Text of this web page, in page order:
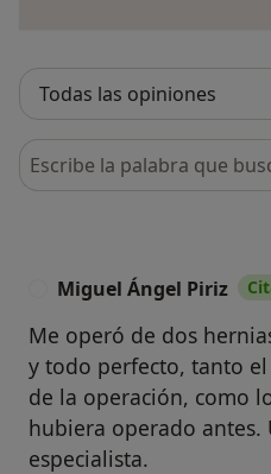
Busca en opiniones
Miguel Ángel Piriz
Me operó de dos
y todo perfecto, tanto
de la operación, como
hubiera operado antes.
especialista.